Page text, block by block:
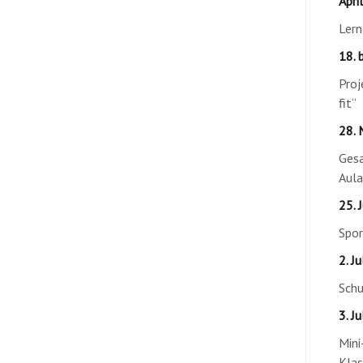
18.
fit“
28.
Aula
25.
2.
3.